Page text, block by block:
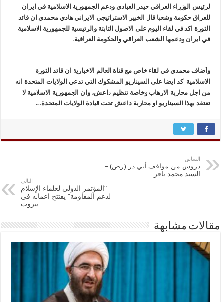
لرئيس الوزراء العراقي حيدر العبادي ودعم الجمهورية الاسلامية في ايران
للعراق حكومة وشعبا قال الخبير الاستراتيجي الايراني هادي محمدي ان قائد
الثورة اكد في لقاء اليوم على الاصول الثابتة والرئيسية للجمهورية الاسلامية
في ايران ودعمها الشعب العراقي والحكومة العراقية.
وأضاف محمدي في لقاء خاص مع قناة العالم الاخبارية ان قائد الثورة
الاسلامية اكد ايضا على السيناريو المشكوك التي تدعي الولايات المتحدة انه
من اجل محاربة الارهاب وخاصة تنظيم داعش، وان الجمهورية الاسلامية لا
تعتقد بهذا السيناريو او محاربة داعش تحت قيادة الولايات المتحدة…
السابق
دروس من مواقف أبي ذر (رض) –
السيد محمد باقر
التالي
“المؤتمر الدولي لعلماء الإسلام
لدعم المقاومة” يفتتح اعماله في
بيروت
مقالات مشابهة